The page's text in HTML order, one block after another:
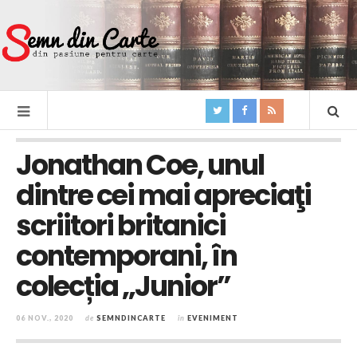
Jonathan Coe, unul
dintre cei mai apreciaţi
scriitori britanici
contemporani, în
colecția „Junior”
06 NOV., 2020 de SEMNDINCARTE în EVENIMENT